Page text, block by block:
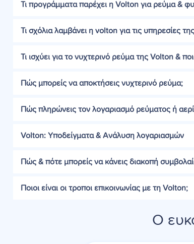
Τι προγράμματα παρέχει η Volton για ρεύμα &
Τι σχόλια λαμβάνει η volton για τις υπηρεσίες
Τι ισχύει για το νυχτερινό ρεύμα της Volton &
Πώς μπορείς να αποκτήσεις νυχτερινό ρεύμα;
Πώς πληρώνεις τον λογαριασμό ρεύματος ή
Volton: Υποδείγματα & Ανάλυση λογαριασμών
Πώς & πότε μπορείς να κάνεις διακοπή
Ποιοι είναι οι τροποι επικοινωνίας με τη Volton;
Ο